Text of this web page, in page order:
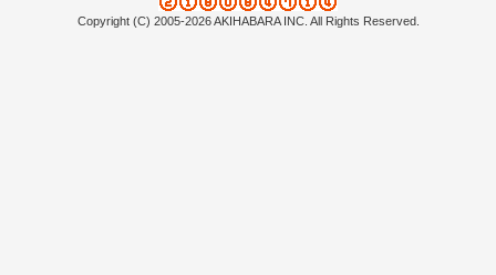
Copyright (C) 2005-2026 AKIHABARA INC. All Rights Reserved.